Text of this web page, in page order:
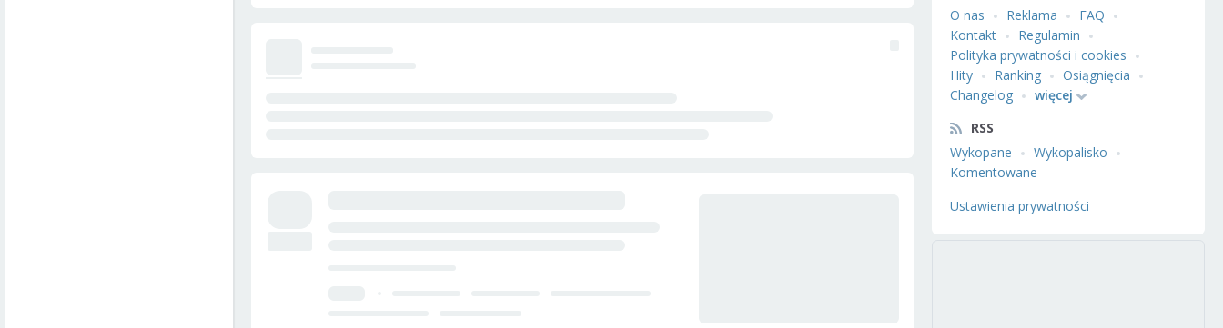
O nas
Reklama
FAQ
Kontakt
Regulamin
Polityka prywatności i cookies
Hity
Ranking
Osiągnięcia
Changelog
więcej
RSS
Wykopane
Wykopalisko
Komentowane
Ustawienia prywatności